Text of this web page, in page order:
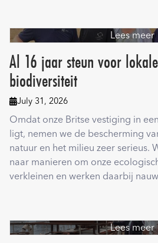
Lees meer
Al 16 jaar steun voor
biodiversiteit
July 31, 2026
Omdat onze Britse vestiging in
ligt, nemen we de bescherming
natuur en het milieu zeer serieus.
naar manieren om onze
verkleinen en werken daarbij
Lees meer